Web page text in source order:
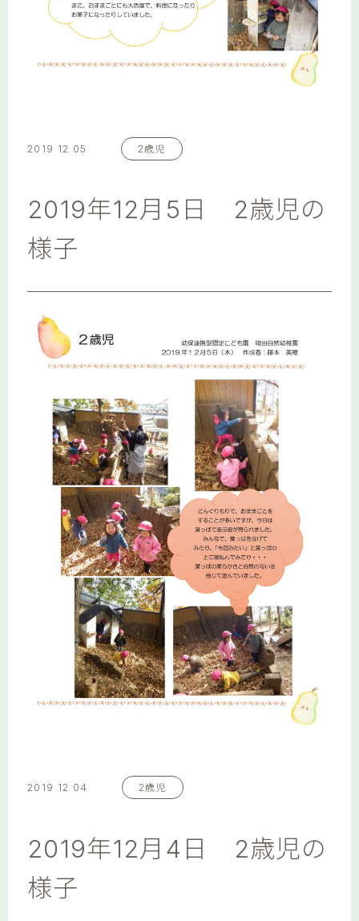
2019 12 05 2歳児
2019年12月5日 2歳児の
様子
2019 12 04 2歳児
2019年12月4日 2歳児の
様子